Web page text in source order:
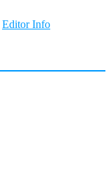
Editor Info